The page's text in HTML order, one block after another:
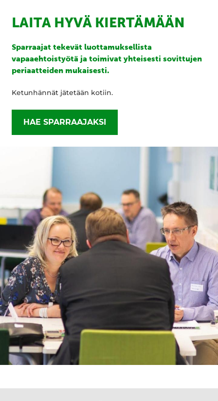
LAITA HYVÄ KIERTÄMÄÄN
Sparraajat tekevät luottamuksellista
vapaaehtoistyötä ja toimivat yhteisesti sovittujen
periaatteiden mukaisesti.
Ketunhännät jätetään kotiin.
HAE SPARRAAJAKSI